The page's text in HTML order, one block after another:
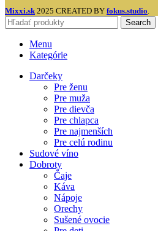
Mixxi.sk 2025 CREATED BY fokus.studio
Search
Menu
Kategórie
Darčeky
Pre ženu
Pre muža
Pre dievča
Pre chlapca
Pre najmenších
Pre celú rodinu
Sudové víno
Dobroty
Čaje
Káva
Nápoje
Orechy
Sušené ovocie